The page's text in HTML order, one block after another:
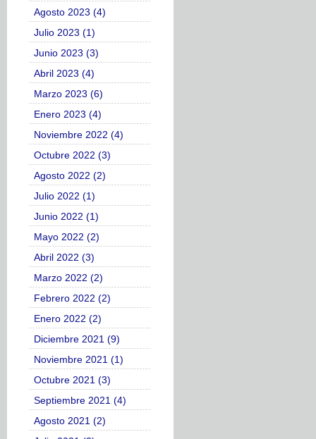
Agosto 2023 (4)
Julio 2023 (1)
Junio 2023 (3)
Abril 2023 (4)
Marzo 2023 (6)
Enero 2023 (4)
Noviembre 2022 (4)
Octubre 2022 (3)
Agosto 2022 (2)
Julio 2022 (1)
Junio 2022 (1)
Mayo 2022 (2)
Abril 2022 (3)
Marzo 2022 (2)
Febrero 2022 (2)
Enero 2022 (2)
Diciembre 2021 (9)
Noviembre 2021 (1)
Octubre 2021 (3)
Septiembre 2021 (4)
Agosto 2021 (2)